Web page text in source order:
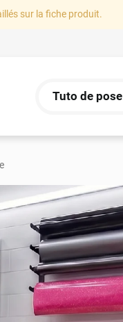
sur la fiche produit.
Tuto de pose